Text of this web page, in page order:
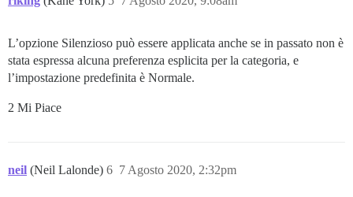
L’opzione Silenzioso può essere applicata anche se in passato non è
stata espressa alcuna preferenza esplicita per la categoria, e
l’impostazione predefinita è Normale.
2 Mi Piace
neil (Neil Lalonde) 7 Agosto 2020, 2:32pm
6